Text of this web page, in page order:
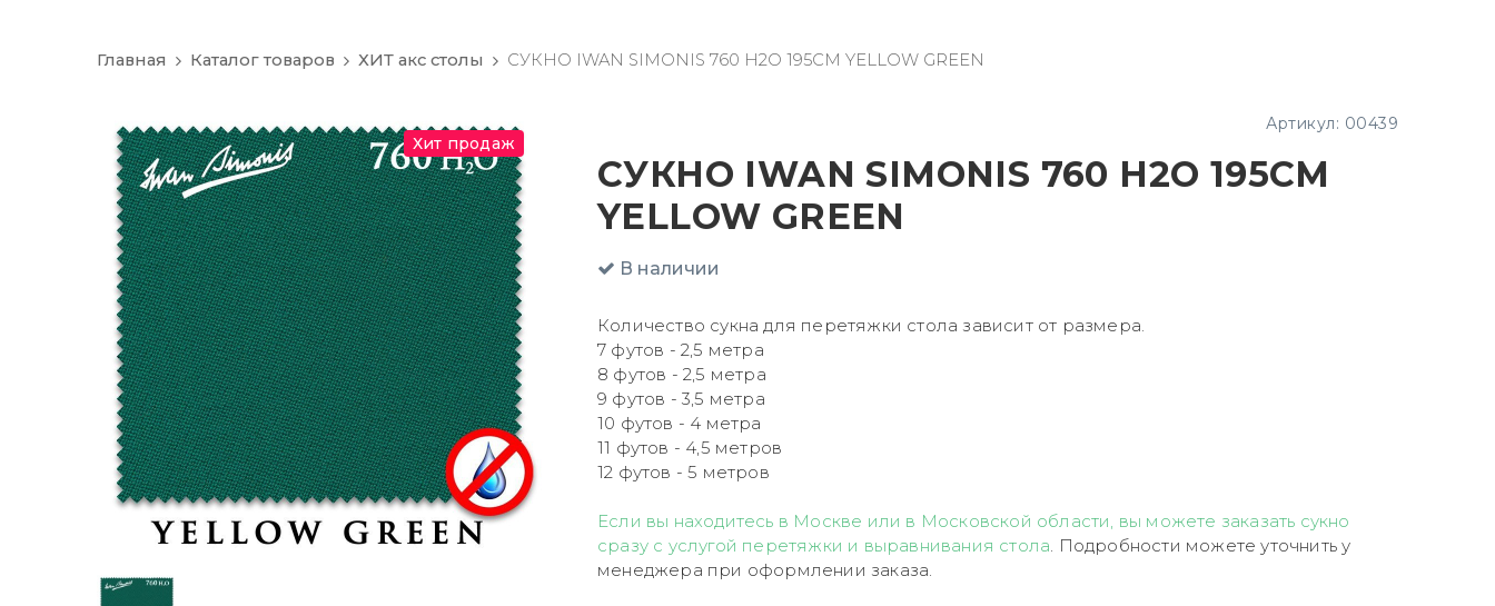
Главная Каталог товаров ХИТ акс столы СУКНО IWAN SIMONIS 760 H2O 195СМ YELLOW GREEN
Хит продаж
Артикул: 00439
СУКНО IWAN SIMONIS 760 H2O 195СМ
YELLOW GREEN
В наличии
Количество сукна для перетяжки стола зависит от размера.
7 футов - 2,5 метра
8 футов - 2,5 метра
9 футов - 3,5 метра
10 футов - 4 метра
11 футов - 4,5 метров
12 футов - 5 метров
Если вы находитесь в Москве или в Московской области, вы можете заказать сукно
сразу с услугой перетяжки и выравнивания стола. Подробности можете уточнить у
менеджера при оформлении заказа.